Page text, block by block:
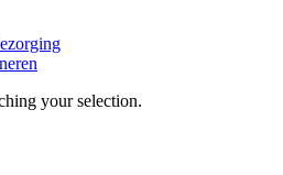
your selection.